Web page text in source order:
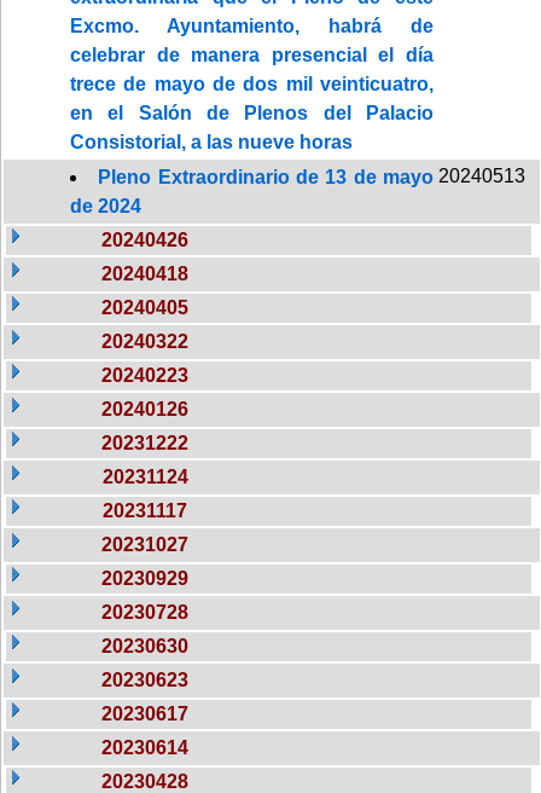
Excmo. Ayuntamiento, habrá de
celebrar de manera presencial el día
trece de mayo de dos mil veinticuatro,
en el Salón de Plenos del Palacio
Consistorial, a las nueve horas
Pleno Extraordinario de 13 de mayo
de 2024
20240513
20240426
20240418
20240405
20240322
20240223
20240126
20231222
20231124
20231117
20231027
20230929
20230728
20230630
20230623
20230617
20230614
20230428